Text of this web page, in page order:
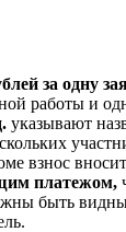
за одну
работы и
указывают
взнос
платежом,
быть